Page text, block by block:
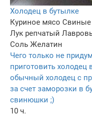
Холодец в бутылке
Куриное мясо
Лук репчатый
Соль Желатин
Чего только не
приготовить
обычный холодец с
за счет заморозки в
свинюшки ;)
10 ч.